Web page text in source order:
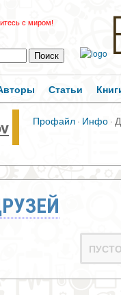
с миром!
Статьи
Профайл· Инфо·